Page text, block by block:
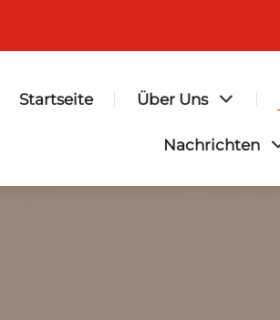
Startseite Über Uns
Nachrichten